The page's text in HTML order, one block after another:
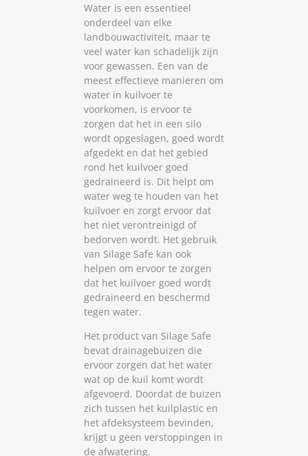
Water is een essentieel
onderdeel van elke
landbouwactiviteit, maar te
veel water kan schadelijk zijn
voor gewassen. Een van de
meest effectieve manieren om
water in kuilvoer te
voorkomen, is ervoor te
zorgen dat het in een silo
wordt opgeslagen, goed wordt
afgedekt en dat het gebied
rond het kuilvoer goed
gedraineerd is. Dit helpt om
water weg te houden van het
kuilvoer en zorgt ervoor dat
het niet verontreinigd of
bedorven wordt. Het gebruik
van Silage Safe kan ook
helpen om ervoor te zorgen
dat het kuilvoer goed wordt
gedraineerd en beschermd
tegen water.
Het product van Silage Safe
bevat drainagebuizen die
ervoor zorgen dat het water
wat op de kuil komt wordt
afgevoerd. Doordat de buizen
zich tussen het kuilplastic en
het afdeksysteem bevinden,
krijgt u geen verstoppingen in
de afwatering.